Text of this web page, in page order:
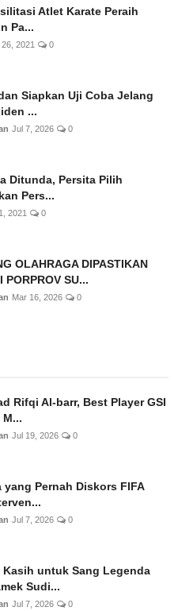
Atlet Karate Peraih
Pa...
2021 0
Siapkan Uji Coba Jelang
...
Jul 7, 2026 0
Ditunda, Persita Pilih
Pers...
2021 0
OLAHRAGA DIPASTIKAN
PORPROV SU...
Mar 16, 2026 0
Rifqi Al-barr, Best Player GSI
M...
Jul 19, 2026 0
yang Pernah Diskors FIFA
Jul 7, 2026 0
Kasih untuk Sang Legenda
Sudi...
Jul 7, 2026 0